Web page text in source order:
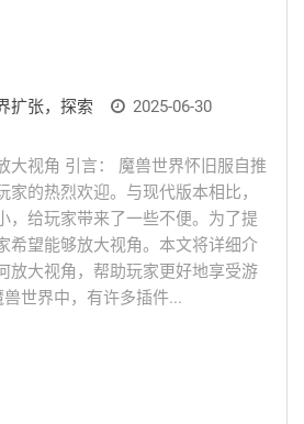
扩张，探索
2025-06-30
大视角 引言： 魔兽世界怀旧服自推
家的热烈欢迎。与现代版本相比，
，给玩家带来了一些不便。为了提
希望能够放大视角。本文将详细介
放大视角，帮助玩家更好地享受游
世界中，有许多插件...